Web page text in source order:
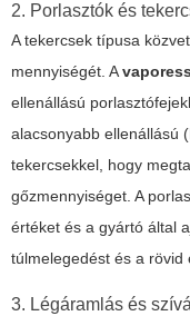
2. Porlasztók és
A tekercsek típusa
mennyiségét. A
ellenállású
alacsonyabb ellenállású
tekercsekkel, hogy
gőzmennyiséget. A
értéket és a gyártó által
túlmelegedést és a rövid
3. Légáramlás és